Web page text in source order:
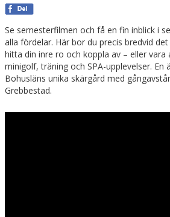
Se semesterfilmen och få en fin inblick i
alla fördelar. Här bor du precis bredvid
hitta din inre ro och koppla av – eller vara
minigolf, träning och SPA-upplevelser. En
Bohusläns unika skärgård med
Grebbestad.